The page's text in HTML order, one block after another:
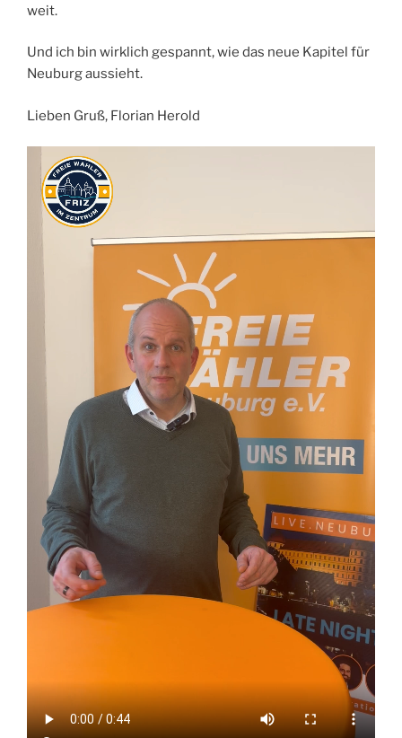
weit.
Und ich bin wirklich gespannt, wie das neue Kapitel für
Neuburg aussieht.
Lieben Gruß, Florian Herold